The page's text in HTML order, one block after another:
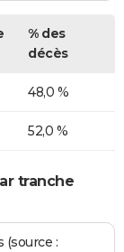
% des
décès
48,0 %
52,0 %
tranche
: